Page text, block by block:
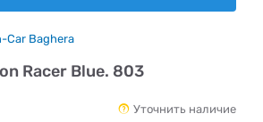
Car Baghera
Racer Blue. 803
Уточнить наличие